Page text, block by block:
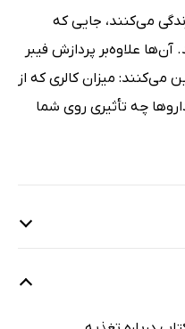
می‌کنند، جایی که
علاوه‌بر پردازش فیبر
می‌کنند: میزان کالری که از
چه تأثیری روی شما
کن